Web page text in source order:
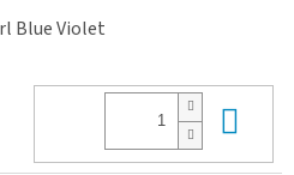
Blue Violet